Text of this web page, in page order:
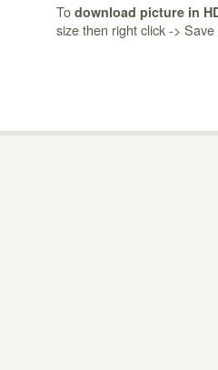
To download picture in
size then right click ->